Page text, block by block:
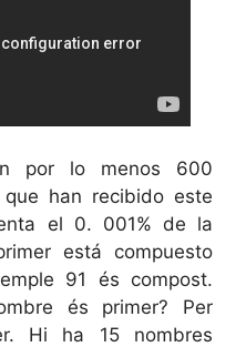
por lo menos 600
han recibido este
el 0. 001% de la
está compuesto
91 és compost.
és primer? Per
Hi ha 15 nombres